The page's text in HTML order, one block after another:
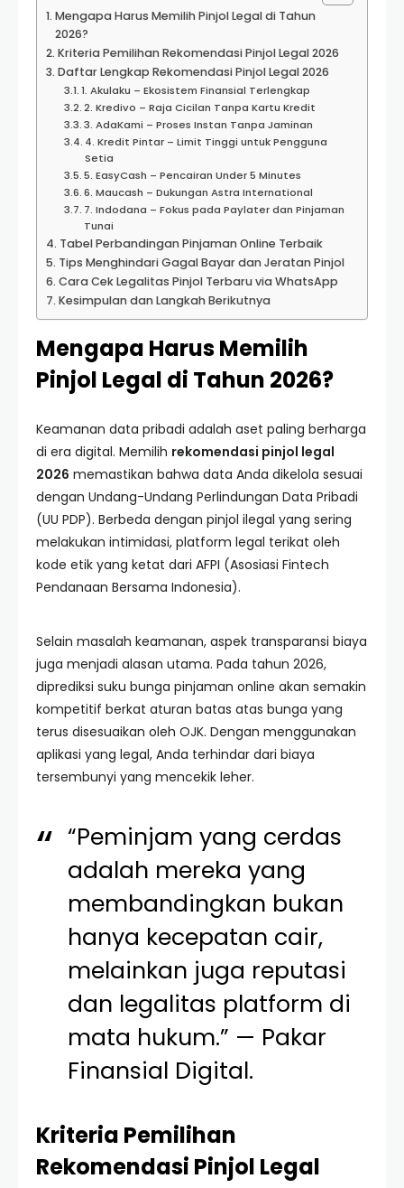
Mengapa Harus Memilih Pinjol Legal di Tahun
2026?
Kriteria Pemilihan Rekomendasi Pinjol Legal 2026
Daftar Lengkap Rekomendasi Pinjol Legal 2026
1. Akulaku – Ekosistem Finansial Terlengkap
2. Kredivo – Raja Cicilan Tanpa Kartu Kredit
3. AdaKami – Proses Instan Tanpa Jaminan
4. Kredit Pintar – Limit Tinggi untuk Pengguna
Setia
5. EasyCash – Pencairan Under 5 Minutes
6. Maucash – Dukungan Astra International
7. Indodana – Fokus pada Paylater dan Pinjaman
Tunai
Tabel Perbandingan Pinjaman Online Terbaik
Tips Menghindari Gagal Bayar dan Jeratan Pinjol
Cara Cek Legalitas Pinjol Terbaru via WhatsApp
Kesimpulan dan Langkah Berikutnya
Mengapa Harus Memilih
Pinjol Legal di Tahun 2026?
Keamanan data pribadi adalah aset paling berharga
di era digital. Memilih rekomendasi pinjol legal
2026 memastikan bahwa data Anda dikelola sesuai
dengan Undang-Undang Perlindungan Data Pribadi
(UU PDP). Berbeda dengan pinjol ilegal yang sering
melakukan intimidasi, platform legal terikat oleh
kode etik yang ketat dari AFPI (Asosiasi Fintech
Pendanaan Bersama Indonesia).
Selain masalah keamanan, aspek transparansi biaya
juga menjadi alasan utama. Pada tahun 2026,
diprediksi suku bunga pinjaman online akan semakin
kompetitif berkat aturan batas atas bunga yang
terus disesuaikan oleh OJK. Dengan menggunakan
aplikasi yang legal, Anda terhindar dari biaya
tersembunyi yang mencekik leher.
“Peminjam yang cerdas
adalah mereka yang
membandingkan bukan
hanya kecepatan cair,
melainkan juga reputasi
dan legalitas platform di
mata hukum.” — Pakar
Finansial Digital.
Kriteria Pemilihan
Rekomendasi Pinjol Legal